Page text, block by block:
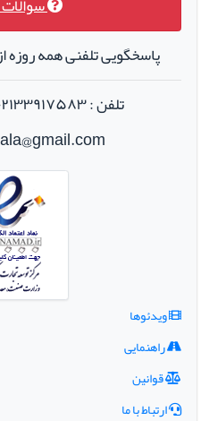
پاسخگویی تلفنی همه روزه از ساعت ۱۰
تلفن : ۰۲۱۳۳۹۱۷۵۸۳ - ۰۲۱۳۳۹۱۴۴۳۴
ویدئوها
راهنمایی
قوانین
ارتباط با ما